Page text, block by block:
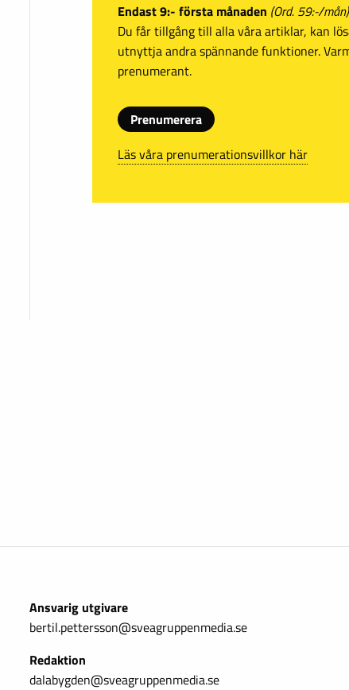
Endast 9:- första månaden (Ord. 59:-/mån)
Du får tillgång till alla våra artiklar, kan
utnyttja andra spännande funktioner.
prenumerant.
Prenumerera
Läs våra prenumerationsvillkor här
Ansvarig utgivare
bertil.pettersson@sveagruppenmedia.se
Redaktion
dalabygden@sveagruppenmedia.se